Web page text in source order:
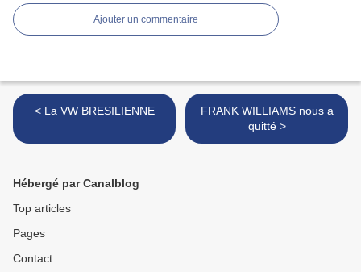
Ajouter un commentaire
< La VW BRESILIENNE
FRANK WILLIAMS nous a
quitté >
Hébergé par Canalblog
Top articles
Pages
Contact